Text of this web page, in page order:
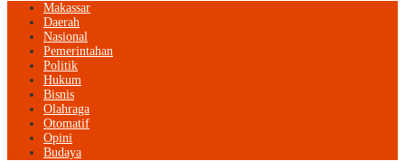
Makassar
Daerah
Nasional
Pemerintahan
Politik
Hukum
Bisnis
Olahraga
Otomatif
Opini
Budaya